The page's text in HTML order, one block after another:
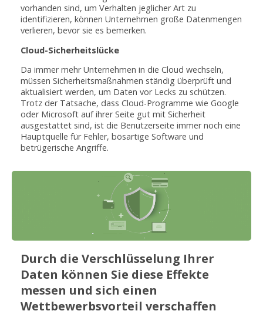
vorhanden sind, um Verhalten jeglicher Art zu
identifizieren, können Unternehmen große Datenmengen
verlieren, bevor sie es bemerken.
Cloud-Sicherheitslücke
Da immer mehr Unternehmen in die Cloud wechseln,
müssen Sicherheitsmaßnahmen ständig überprüft und
aktualisiert werden, um Daten vor Lecks zu schützen.
Trotz der Tatsache, dass Cloud-Programme wie Google
oder Microsoft auf ihrer Seite gut mit Sicherheit
ausgestattet sind, ist die Benutzerseite immer noch eine
Hauptquelle für Fehler, bösartige Software und
betrügerische Angriffe.
Durch die Verschlüsselung Ihrer
Daten können Sie diese Effekte
messen und sich einen
Wettbewerbsvorteil verschaffen